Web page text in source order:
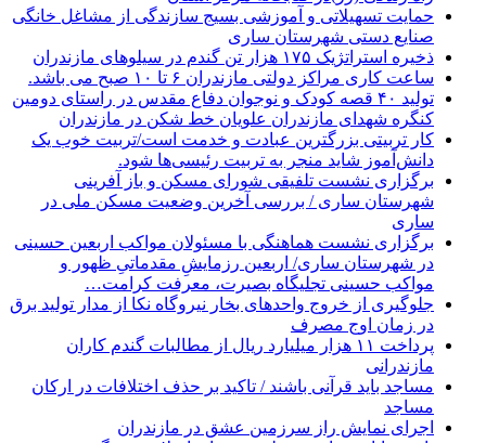
حمایت تسهیلاتی و آموزشی بسیج سازندگی از مشاغل خانگی
صنایع دستی شهرستان ساری
ذخیره استراتژیک ۱۷۵ هزار تن گندم در سیلوهای مازندران
ساعت کاری مراکز دولتی مازندران ۶ تا ۱۰ صبح می باشد.
تولید ۴۰ قصه کودک و نوجوان دفاع مقدس در راستای دومین
کنگره شهدای مازندران علویان خط شکن در مازندران
کار تربیتی بزرگترین عبادت و خدمت است/تربیت خوب یک
دانش‌آموز شاید منجر به تربیت رئیسی‌ها شود.
برگزاری ‌نشست تلفیقی شورای مسکن و باز آفرینی
شهرستان ساری / بررسی آخرین وضعیت مسکن ملی در
ساری
برگزاری نشست هماهنگی با مسئولان مواکب اربعین حسینی
در شهرستان ساری/ اربعین رزمایشِ مقدماتیِ ظهور و
مواکب حسینی تجلیگاه بصیرت، معرفت کرامت…
جلوگیری از خروج واحدهای بخار نیروگاه نکا از مدار تولید برق
در زمان اوج مصرف
پرداخت ۱۱ هزار میلیارد ریال از مطالبات گندم کاران
مازندرانی
مساجد باید قرآنی باشند / تاکید بر حذف اختلافات در ارکان
مساجد
اجرای نمایش راز سرزمین عشق در مازندران